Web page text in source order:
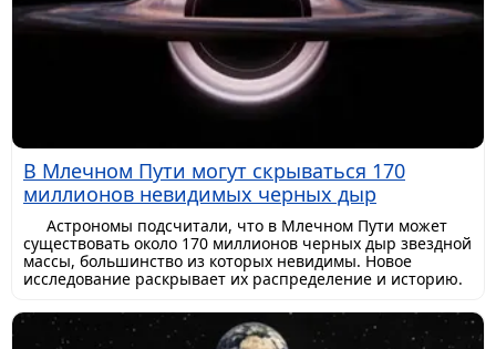
В Млечном Пути могут скрываться 170
миллионов невидимых черных дыр
Астрономы подсчитали, что в Млечном Пути может
существовать около 170 миллионов черных дыр звездной
массы, большинство из которых невидимы. Новое
исследование раскрывает их распределение и историю.